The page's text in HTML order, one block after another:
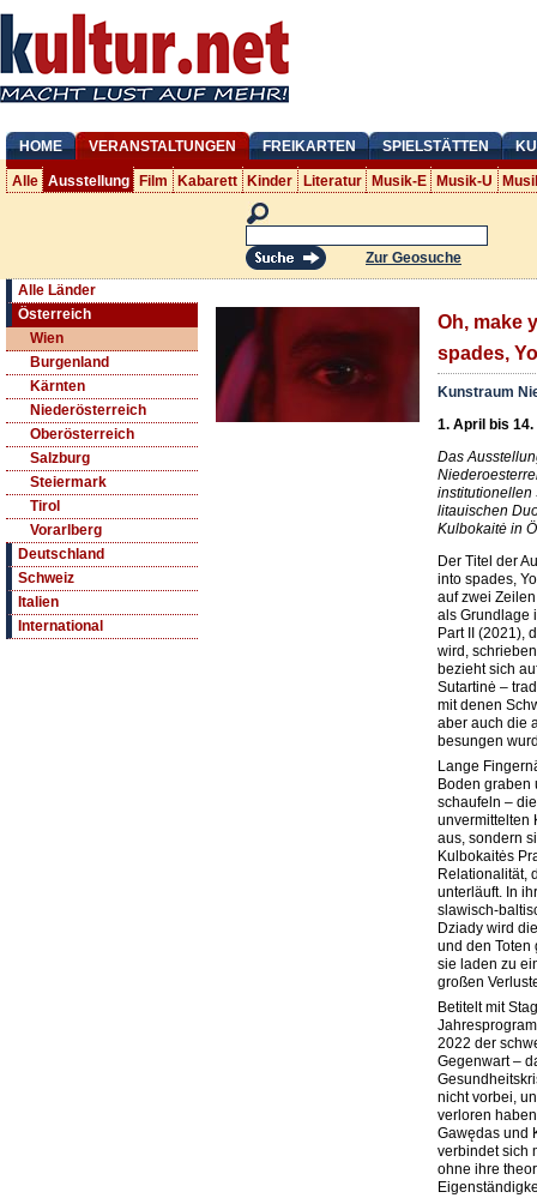
HOME VERANSTALTUNGEN FREIKARTEN SPIELSTÄTTEN
Alle Ausstellung Film Kabarett Kinder Literatur Musik-E Musik-U
Zur Geosuche
Alle Länder
Österreich
Wien
Burgenland
Kärnten
Niederösterreich
Oberösterreich
Salzburg
Steiermark
Tirol
Vorarlberg
Deutschland
Schweiz
Italien
International
Oh, make
spades,
Kunstraum
1. April bis 14.
Das
institutionellen
litauischen
Kulbokaitė in
Der Titel der
into spades,
auf zwei
als Grundlage
Part II (2021),
wird,
bezieht sich
Sutartinė –
mit denen
aber auch die
besungen
Lange
Boden graben
schaufeln –
unvermittelten
aus, sondern
Kulbokaitės
Relationalität,
unterläuft. In
slawisch-
Dziady wird
und den Toten
sie laden zu
großen
Betitelt mit
2022 der
Gegenwart –
nicht vorbei,
verloren
Gawędas und
verbindet sich
ohne ihre